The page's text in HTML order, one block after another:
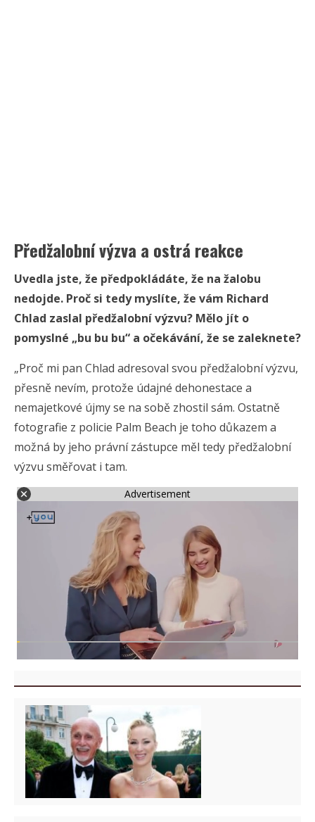
Předžalobní výzva a ostrá reakce
Uvedla jste, že předpokládáte, že na žalobu
nedojde. Proč si tedy myslíte, že vám Richard
Chlad zaslal předžalobní výzvu? Mělo jít o
pomyslné „bu bu bu“ a očekávání, že se zaleknete?
„Proč mi pan Chlad adresoval svou předžalobní výzvu,
přesně nevím, protože údajné dehonestace a
nemajetkové újmy se na sobě zhostil sám. Ostatně
fotografie z policie Palm Beach je toho důkazem a
možná by jeho právní zástupce měl tedy předžalobní
výzvu směřovat i tam.
Advertisement